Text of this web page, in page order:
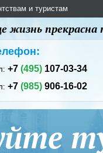
и туристам
жизнь
+7(495) 107-03-34
+7(985) 906-16-02